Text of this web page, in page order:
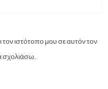
ιστότοπο μου σε αυτόν τον
σχολιάσω.